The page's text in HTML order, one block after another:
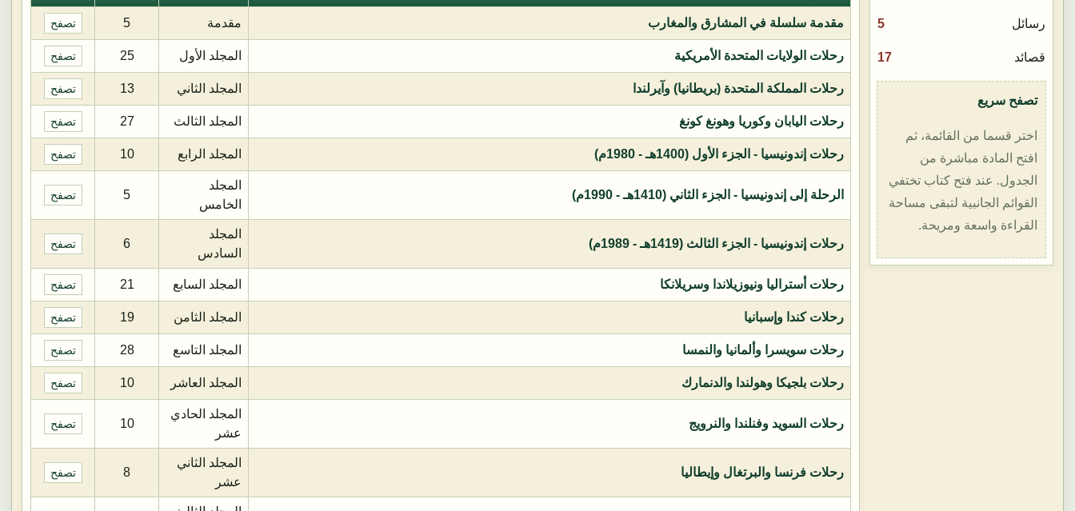
رسائل 5
قصائد 17
تصفح سريع
اختر قسما من القائمة، ثم
افتح المادة مباشرة من
الجدول. عند فتح كتاب تختفي
القوائم الجانبية لتبقى مساحة
القراءة واسعة ومريحة.
مقدمة سلسلة في المشارق والمغارب مقدمة 5 تصفح
رحلات الولايات المتحدة الأمريكية المجلد الأول 25 تصفح
رحلات المملكة المتحدة (بريطانيا) وآيرلندا المجلد الثاني 13 تصفح
رحلات اليابان وكوريا وهونغ كونغ المجلد الثالث 27 تصفح
رحلات إندونيسيا - الجزء الأول (1400هـ - 1980م) المجلد الرابع 10 تصفح
الرحلة إلى إندونيسيا - الجزء الثاني (1410هـ - 1990م)
المجلد
الخامس
5 تصفح
رحلات إندونيسيا - الجزء الثالث (1419هـ - 1989م)
المجلد
السادس
6 تصفح
رحلات أستراليا ونيوزيلاندا وسريلانكا المجلد السابع 21 تصفح
رحلات كندا وإسبانيا المجلد الثامن 19 تصفح
رحلات سويسرا وألمانيا والنمسا المجلد التاسع 28 تصفح
رحلات بلجيكا وهولندا والدنمارك المجلد العاشر 10 تصفح
رحلات السويد وفنلندا والنرويج
المجلد الحادي
عشر
10 تصفح
رحلات فرنسا والبرتغال وإيطاليا
المجلد الثاني
عشر
8 تصفح